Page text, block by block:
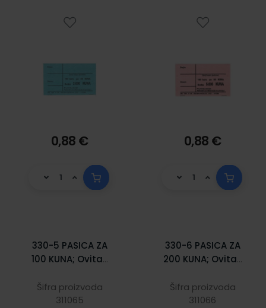
0,88 € 0,88 €
330-5 PASICA ZA
100 KUNA; Ovitak
Unutrašnje mjere
79 x 46 mm
Šifra proizvoda
311065
330-6 PASICA ZA
200 KUNA; Ovitak
Unutrašnje mjere
83 x 46 mm
Šifra proizvoda
311066